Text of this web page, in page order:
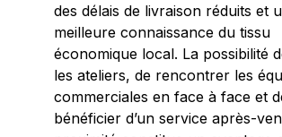
des délais de livraison réduits et
meilleure connaissance du tissu
économique local. La possibilité
les ateliers, de rencontrer les
commerciales en face à face et
bénéficier d’un service après-